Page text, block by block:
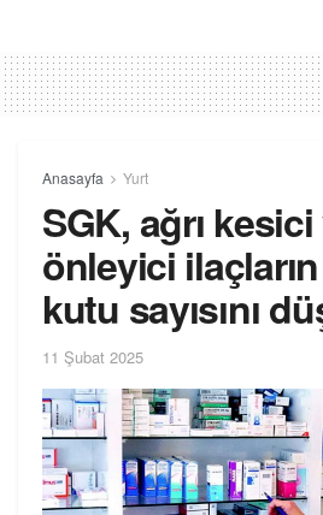
Anasayfa Yurt
SGK, ağrı
önleyici
kutu sayısını
11 Şubat 2025